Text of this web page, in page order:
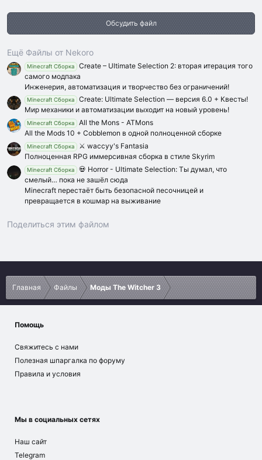
ё
Обсудить файл
Ещё Файлы от Nekoro
Minecraft Сборка
Create – Ultimate Selection 2: вторая итерация того
самого модпака
Инженерия, автоматизация и творчество без ограничений!
Minecraft Сборка
Create: Ultimate Selection — версия 6.0 + Квесты!
Мир механики и автоматизации выходит на новый уровень!
Minecraft Сборка
All the Mons - ATMons
All the Mods 10 + Cobblemon в одной полноценной сборке
Minecraft Сборка
⚔️ waccyy's Fantasia
Полноценная RPG иммерсивная сборка в стиле Skyrim
Minecraft Сборка
💀 Horror - Ultimate Selection: Ты думал, что
смелый… пока не зашёл сюда
Minecraft перестаёт быть безопасной песочницей и
превращается в кошмар на выживание
Поделиться этим файлом
Главная Файлы Моды The Witcher 3
Помощь
Свяжитесь с нами
Полезная шпаргалка по форуму
Правила и условия
Мы в социальных сетях
Наш сайт
Telegram